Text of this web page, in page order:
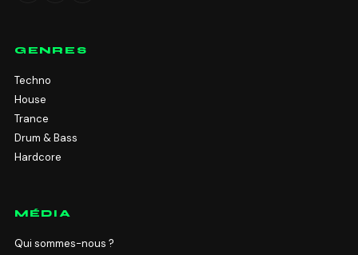
GENRES
Techno
House
Trance
Drum & Bass
Hardcore
MÉDIA
Qui sommes-nous ?